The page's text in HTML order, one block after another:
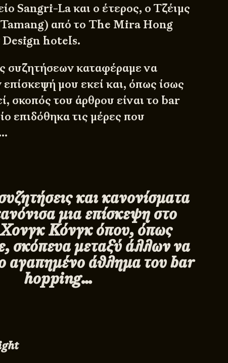
Sangri-La και ο έτερος, ο Τζέιμς
από το The Mira Hong
Design hotels.
συζητήσεων καταφέραμε να
μου εκεί και, όπως ίσως
σκοπός του άρθρου είναι το bar
επιδόθηκα τις μέρες που
και κανονίσματα
μια επίσκεψη στο
Χονγκ Κόνγκ όπου, όπως
σκόπευα μεταξύ άλλων να
αγαπημένο άθλημα τουbar
hopping…